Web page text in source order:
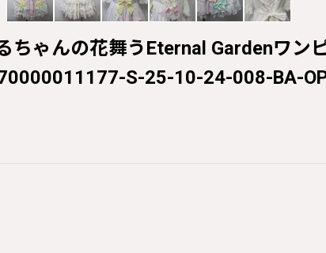
ちゃんの花舞うEternal Gardenワ
S-25-10-24-008-BA-